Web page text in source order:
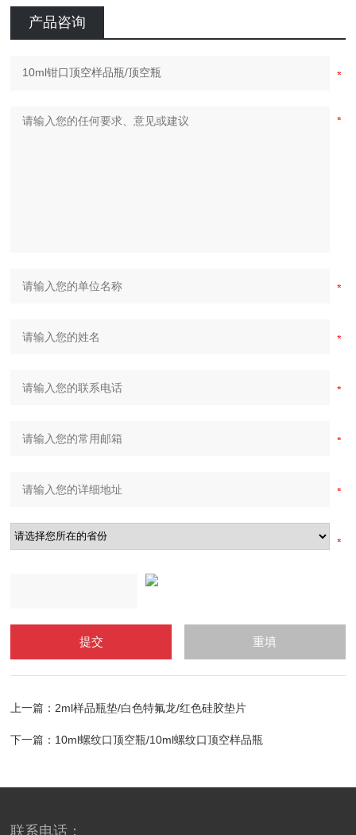
产品咨询
上一篇： 2ml样品瓶垫/白色特氟龙/红色硅胶垫片
下一篇： 10ml螺纹口顶空瓶/10ml螺纹口顶空样品瓶
联系电话：